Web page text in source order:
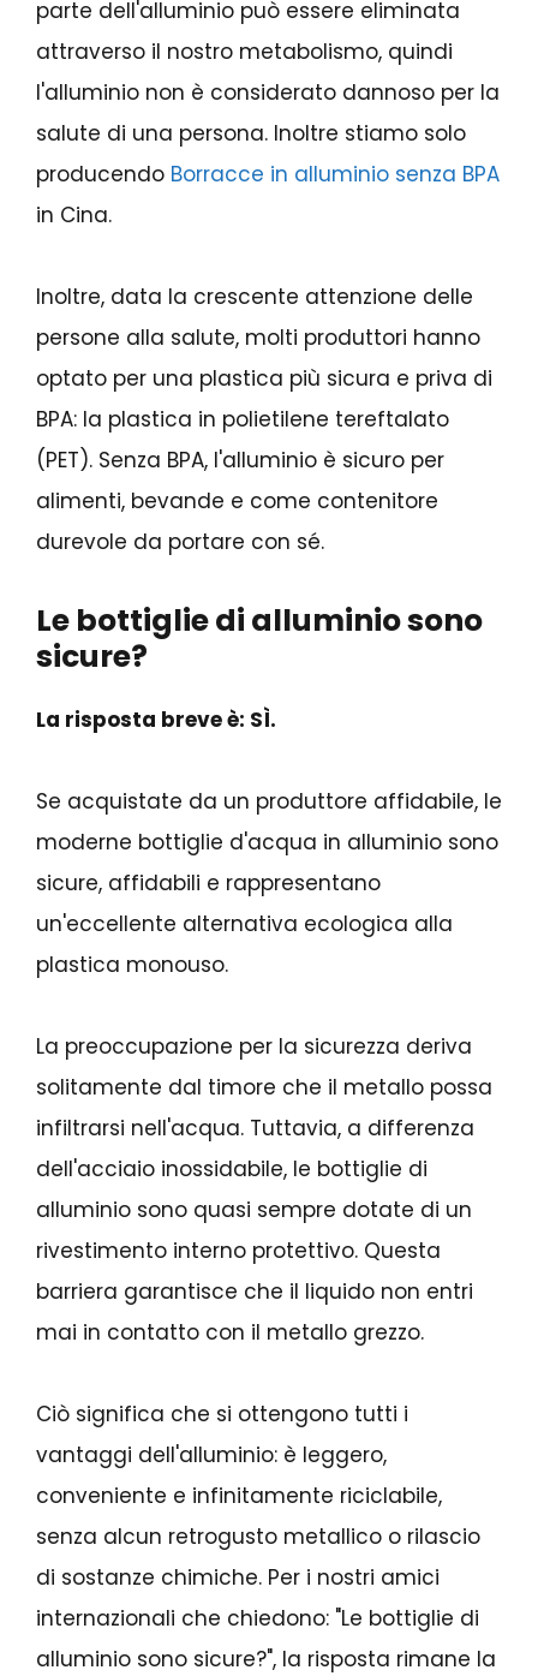
parte dell'alluminio può essere eliminata
attraverso il nostro metabolismo, quindi
l'alluminio non è considerato dannoso per la
salute di una persona. Inoltre stiamo solo
producendo Borracce in alluminio senza BPA
in Cina.
Inoltre, data la crescente attenzione delle
persone alla salute, molti produttori hanno
optato per una plastica più sicura e priva di
BPA: la plastica in polietilene tereftalato
(PET). Senza BPA, l'alluminio è sicuro per
alimenti, bevande e come contenitore
durevole da portare con sé.
Le bottiglie di alluminio sono
sicure?
La risposta breve è: SÌ.
Se acquistate da un produttore affidabile, le
moderne bottiglie d'acqua in alluminio sono
sicure, affidabili e rappresentano
un'eccellente alternativa ecologica alla
plastica monouso.
La preoccupazione per la sicurezza deriva
solitamente dal timore che il metallo possa
infiltrarsi nell'acqua. Tuttavia, a differenza
dell'acciaio inossidabile, le bottiglie di
alluminio sono quasi sempre dotate di un
rivestimento interno protettivo. Questa
barriera garantisce che il liquido non entri
mai in contatto con il metallo grezzo.
Ciò significa che si ottengono tutti i
vantaggi dell'alluminio: è leggero,
conveniente e infinitamente riciclabile,
senza alcun retrogusto metallico o rilascio
di sostanze chimiche. Per i nostri amici
internazionali che chiedono: "Le bottiglie di
alluminio sono sicure?", la risposta rimane la